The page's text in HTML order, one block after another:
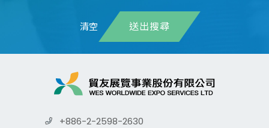
送出搜尋
+886-2-2598-2630